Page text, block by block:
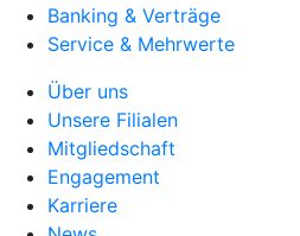
Banking & Verträge
Service & Mehrwerte
Über uns
Unsere Filialen
Mitgliedschaft
Engagement
Karriere